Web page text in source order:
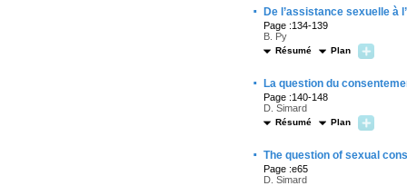
· De l’assistance sexuelle à
Page :134-139
B. Py
Résumé Plan
· La question du
Page :140-148
D. Simard
Résumé Plan
· The question of sexual
Page :e65
D. Simard